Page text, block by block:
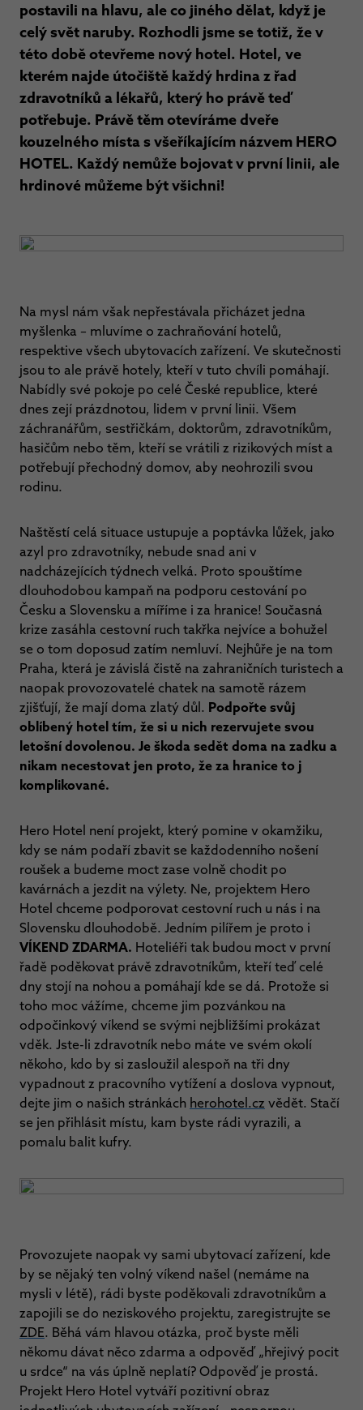
postavili na hlavu, ale co jiného dělat, když je
celý svět naruby. Rozhodli jsme se totiž, že v
této době otevřeme nový hotel. Hotel, ve
kterém najde útočiště každý hrdina z řad
zdravotníků a lékařů, který ho právě teď
potřebuje. Právě těm otevíráme dveře
kouzelného místa s všeříkajícím názvem HERO
HOTEL. Každý nemůže bojovat v první linii, ale
hrdinové můžeme být všichni!
Na mysl nám však nepřestávala přicházet jedna
myšlenka – mluvíme o zachraňování hotelů,
respektive všech ubytovacích zařízení. Ve skutečnosti
jsou to ale právě hotely, kteří v tuto chvíli pomáhají.
Nabídly své pokoje po celé České republice, které
dnes zejí prázdnotou, lidem v první linii. Všem
záchranářům, sestřičkám, doktorům, zdravotníkům,
hasičům nebo těm, kteří se vrátili z rizikových míst a
potřebují přechodný domov, aby neohrozili svou
rodinu.
Naštěstí celá situace ustupuje a poptávka lůžek, jako
azyl pro zdravotníky, nebude snad ani v
nadcházejících týdnech velká. Proto spouštíme
dlouhodobou kampaň na podporu cestování po
Česku a Slovensku a míříme i za hranice! Současná
krize zasáhla cestovní ruch takřka nejvíce a bohužel
se o tom doposud zatím nemluví. Nejhůře je na tom
Praha, která je závislá čistě na zahraničních turistech a
naopak provozovatelé chatek na samotě rázem
zjišťují, že mají doma zlatý důl. Podpořte svůj
oblíbený hotel tím, že si u nich rezervujete svou
letošní dovolenou. Je škoda sedět doma na zadku a
nikam necestovat jen proto, že za hranice to j
komplikované.
Hero Hotel není projekt, který pomine v okamžiku,
kdy se nám podaří zbavit se každodenního nošení
roušek a budeme moct zase volně chodit po
kavárnách a jezdit na výlety. Ne, projektem Hero
Hotel chceme podporovat cestovní ruch u nás i na
Slovensku dlouhodobě. Jedním pilířem je proto i
VÍKENDZDARMA. Hoteliéři tak budou moct v první
řadě poděkovat právě zdravotníkům, kteří teď celé
dny stojí na nohou a pomáhají kde se dá. Protože si
toho moc vážíme, chceme jim pozvánkou na
odpočinkový víkend se svými nejbližšími prokázat
vděk. Jste-li zdravotník nebo máte ve svém okolí
někoho, kdo by si zasloužil alespoň na tři dny
vypadnout z pracovního vytížení a doslova vypnout,
dejte jim o našich stránkách herohotel.cz vědět. Stačí
se jen přihlásit místu, kam byste rádi vyrazili, a
pomalu balit kufry.
Provozujete naopak vy sami ubytovací zařízení, kde
by se nějaký ten volný víkend našel (nemáme na
mysli v létě), rádi byste poděkovali zdravotníkům a
zapojili se do neziskového projektu, zaregistrujte se
ZDE. Běhá vám hlavou otázka, proč byste měli
někomu dávat něco zdarma a odpověď „hřejivý pocit
u srdce“ na vás úplně neplatí? Odpověď je prostá.
Projekt Hero Hotel vytváří pozitivní obraz